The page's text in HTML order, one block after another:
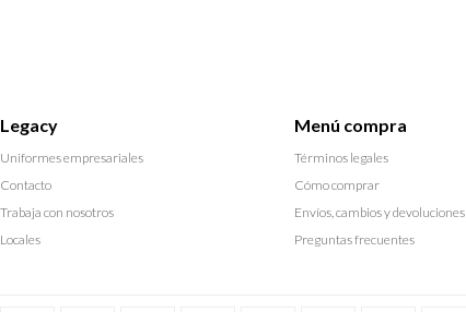
Legacy
Uniformes empresariales
Contacto
Trabaja con nosotros
Locales
Menú compra
Términos legales
Cómo comprar
Envíos, cambios y devoluciones
Preguntas frecuentes